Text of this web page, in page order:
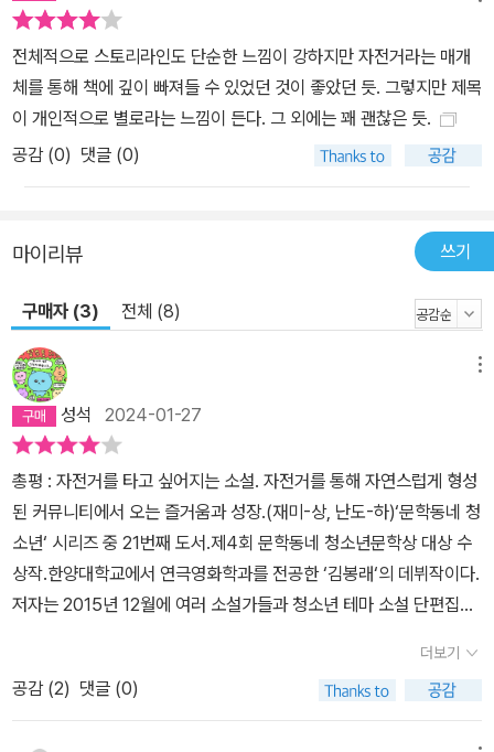
건 생각보다 어렵지 않다. 이 작품의 화법으로 말하자면, 집 어딘가에
처박혀 있을 먼지를 뒤집어쓴 자전거를 꺼내어 일단 페달을 밟는 것
이다. 매일 지나는 길이라도 한 번도 가 본 적 없는 방법으로 가 보는
것이다. 작가는 일등부터 꼴찌까지, 모두 주인공으로 살기를 바라는
마음으로, 그리고 막막하고 절실한 순간 한 명이라도 이 책을 읽고 위
로를 받고 온기를 느낄 수 있기를 바라는 마음으로 이 소설을 썼다고
에서 벌어지는 평범하면서도 안녕하지 못한 나의 삶이 조금은 더 살
전체적으로 스토리라인도 단순한 느낌이 강하지만 자전거라는 매개
체를 통해 책에 깊이 빠져들 수 있었던 것이 좋았던 듯. 그렇지만 제목
이 개인적으로 별로라는 느낌이 든다. 그 외에는 꽤 괜찮은 듯.
공감 (0) 댓글 (0)
마이리뷰 쓰기
구매자 (3) 전체 (8)
성석 2024-01-27
총평 : 자전거를 타고 싶어지는 소설. 자전거를 통해 자연스럽게 형성
된 커뮤니티에서 오는 즐거움과 성장.(재미-상, 난도-하)‘문학동네 청
소년‘ 시리즈 중 21번째 도서.제4회 문학동네 청소년문학상 대상 수
상작.한양대학교에서 연극영화학과를 전공한 ‘김봉래‘의 데뷔작이다.
저자는 2015년 12월에 여러 소설가들과 청소년 테마 소설 단편집
않다.(줄거리) 경기도 안양시 동안구에 봄이 찾아오고, 반에서 별다른
존재감 없는 학생 용지호는 중3이 된다.어느 날 아버지가 회사에서
자전거를 한 대 받아오면서, 용지호의 밋밋하던 인생에 변화가 생기
더보기
공감 (2) 댓글 (0)